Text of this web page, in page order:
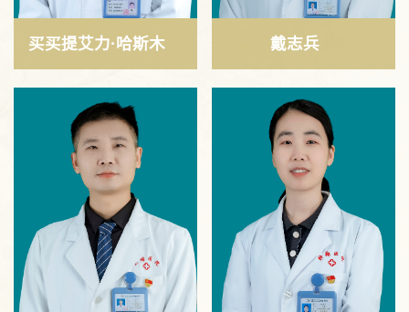
买买提艾力·哈斯木 戴志兵